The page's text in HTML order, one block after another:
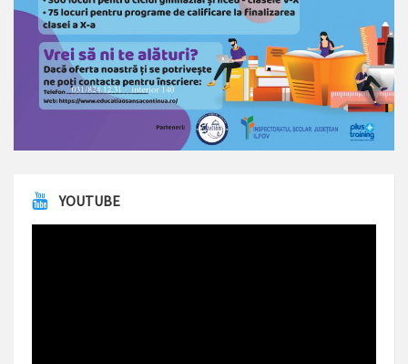
YOUTUBE